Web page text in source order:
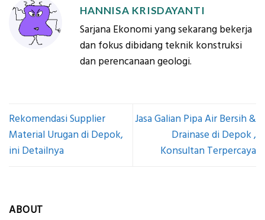
HANNISA KRISDAYANTI
Sarjana Ekonomi yang sekarang bekerja
dan fokus dibidang teknik konstruksi
dan perencanaan geologi.
Rekomendasi Supplier
Material Urugan di Depok,
ini Detailnya
Jasa Galian Pipa Air Bersih &
Drainase di Depok ,
Konsultan Terpercaya
ABOUT